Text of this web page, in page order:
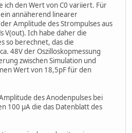
ich den Wert von C0 variiert. Für
annäherend linearer
Amplitude des Strompulses aus
V(out). Ich habe daher die
so berechnet, das die
48V der Oszilloskopmessung
zwischen Simulation und
Wert von 18,5pF für den
des Anodenpulses bei
100 μA die das Datenblatt des